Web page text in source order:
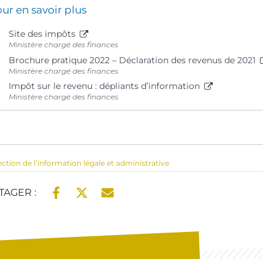
en savoir plus
Site des impôts
Ministère chargé des finances
Brochure pratique 2022 – Déclaration des revenus de 2021
Ministère chargé des finances
Impôt sur le revenu : dépliants d’information
Ministère chargé des finances
de l’information légale et administrative
: